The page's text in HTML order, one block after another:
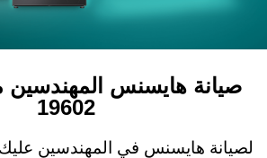
صيانة هايسنس المهندسين
19602
لصيانة هايسنس في المهندسين